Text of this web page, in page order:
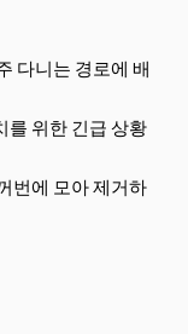
다니는 경로에 배
를 위한 긴급 상황
번에 모아 제거하